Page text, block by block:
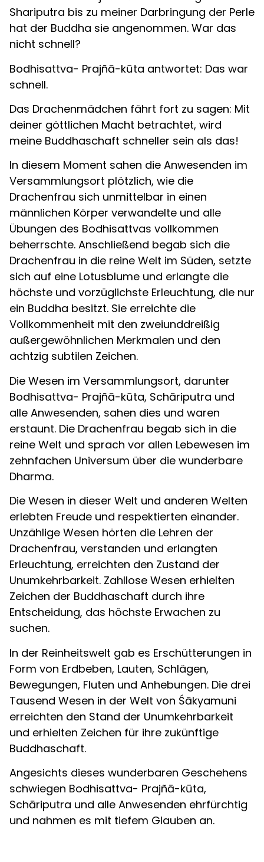
Shariputra bis zu meiner Darbringung der Perle
hat der Buddha sie angenommen. War das
nicht schnell?
Bodhisattva- Prajñā-kūta antwortet: Das war
schnell.
Das Drachenmädchen fährt fort zu sagen: Mit
deiner göttlichen Macht betrachtet, wird
meine Buddhaschaft schneller sein als das!
In diesem Moment sahen die Anwesenden im
Versammlungsort plötzlich, wie die
Drachenfrau sich unmittelbar in einen
männlichen Körper verwandelte und alle
Übungen des Bodhisattvas vollkommen
beherrschte. Anschließend begab sich die
Drachenfrau in die reine Welt im Süden, setzte
sich auf eine Lotusblume und erlangte die
höchste und vorzüglichste Erleuchtung, die nur
ein Buddha besitzt. Sie erreichte die
Vollkommenheit mit den zweiunddreißig
außergewöhnlichen Merkmalen und den
achtzig subtilen Zeichen.
Die Wesen im Versammlungsort, darunter
Bodhisattva- Prajñā-kūta, Schāriputra und
alle Anwesenden, sahen dies und waren
erstaunt. Die Drachenfrau begab sich in die
reine Welt und sprach vor allen Lebewesen im
zehnfachen Universum über die wunderbare
Dharma.
Die Wesen in dieser Welt und anderen Welten
erlebten Freude und respektierten einander.
Unzählige Wesen hörten die Lehren der
Drachenfrau, verstanden und erlangten
Erleuchtung, erreichten den Zustand der
Unumkehrbarkeit. Zahllose Wesen erhielten
Zeichen der Buddhaschaft durch ihre
Entscheidung, das höchste Erwachen zu
suchen.
In der Reinheitswelt gab es Erschütterungen in
Form von Erdbeben, Lauten, Schlägen,
Bewegungen, Fluten und Anhebungen. Die drei
Tausend Wesen in der Welt von Śākyamuni
erreichten den Stand der Unumkehrbarkeit
und erhielten Zeichen für ihre zukünftige
Buddhaschaft.
Angesichts dieses wunderbaren Geschehens
schwiegen Bodhisattva- Prajñā-kūta,
Schāriputra und alle Anwesenden ehrfürchtig
und nahmen es mit tiefem Glauben an.